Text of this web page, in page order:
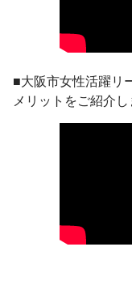
■大阪市女性活躍リ
メリットをご紹介し